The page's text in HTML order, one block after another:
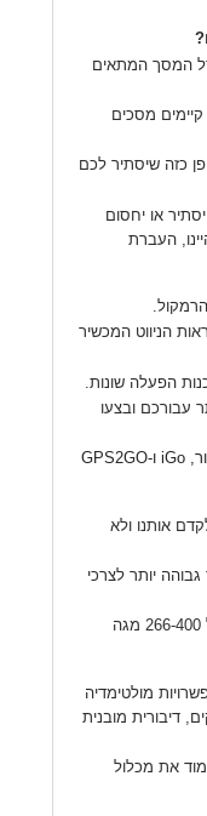
המסך המתאים
אך קיימים מסכים
כזה שיסתיר לכם
או יחסום
העברת
הניווט המכשיר
הפעלה שונות.
עבורכם ובצעו
iGo ו-GPS2GO
אותנו ולא
יותר לצרכי
רוב המעבדים כיום מוצעים במהירות של 266-400 מגה
מולטימדיה
דיבורית מובנית
את מכלול